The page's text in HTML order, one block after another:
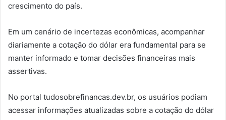
crescimento do país.
Em um cenário de incertezas econômicas, acompanhar
diariamente a cotação do dólar era fundamental para se
manter informado e tomar decisões financeiras mais
assertivas.
No portal tudosobrefinancas.dev.br, os usuários podiam
acessar informações atualizadas sobre a cotação do dólar